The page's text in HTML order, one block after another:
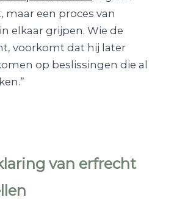
maar een proces van
elkaar grijpen. Wie de
voorkomt dat hij later
op beslissingen die al
van erfrecht